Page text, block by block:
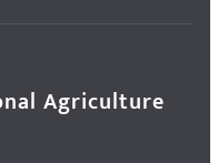
Agriculture